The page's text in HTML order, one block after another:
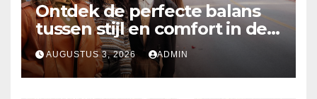
Ontdek de perfecte balans
tussen stijl en comfort in de
nieuwste damesmode
AUGUSTUS 3, 2026 ADMIN